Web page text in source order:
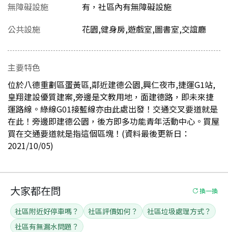
無障礙設施
有，社區內有無障礙設施
公共設施
花園,健身房,遊戲室,圖書室,交誼廳
主要特色
位於八德重劃區蛋黃區,鄰近建德公園,興仁夜市,捷運G1站,
皇翔建設優質建案,旁邊是文教用地，面建德路，即未來捷
運路線。綠線G01接藍線亦由此處出發！交通交叉要道就是
在此！旁邊即建德公園，後方即多功能青年活動中心。買屋
買在交通要道就是指這個區塊！(資料最後更新日：
2021/10/05)
大家都在問 換一換
社區附近好停車嗎？ 社區評價如何？
社區垃圾處理方式？
社區有無漏水問題？